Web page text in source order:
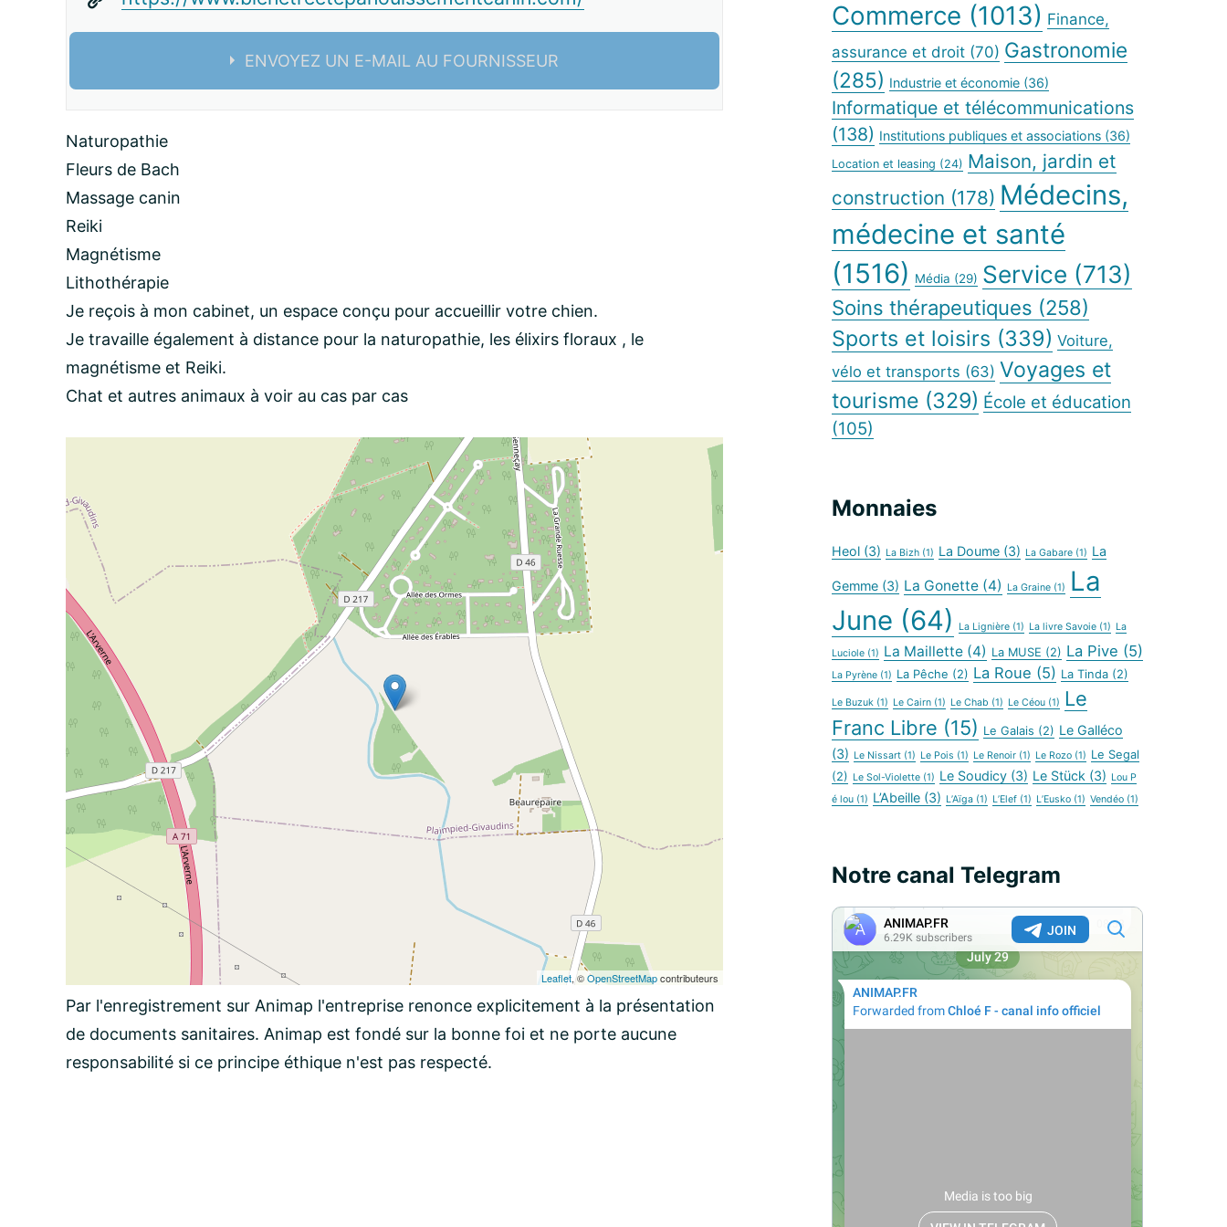
ENVOYEZ UN E-MAIL AU FOURNISSEUR
Message:
Naturopathie
Fleurs de Bach
Massage canin
Reiki
Magnétisme
Lithothérapie
Je reçois à mon cabinet, un espace conçu pour accueillir votre chien.
Je travaille également à distance pour la naturopathie, les élixirs floraux , le
magnétisme et Reiki.
Chat et autres animaux à voir au cas par cas
Leaflet, ©OpenStreetMapcontributeurs
Par l'enregistrement sur Animap l'entreprise renonce explicitement à la présentation
de documents sanitaires. Animap est fondé sur la bonne foi et ne porte aucune
responsabilité si ce principe éthique n'est pas respecté.
Commerce (1013) Finance,
assurance et droit (70) Gastronomie
(285) Industrie et économie (36)
Informatique et télécommunications
(138) Institutions publiques et associations (36)
Location et leasing (24) Maison, jardin et
construction (178) Médecins,
médecine et santé
(1516) Média (29) Service (713)
Soins thérapeutiques (258)
Sports et loisirs (339) Voiture,
vélo et transports (63) Voyages et
tourisme (329) École et éducation
(105)
Monnaies
Heol (3) La Bizh (1) La Doume (3) La Gabare (1) La
Gemme (3) La Gonette (4) La Graine (1)
La
June (64) La Lignière (1) La livre Savoie (1) La
Luciole (1) La Maillette (4) La MUSE (2) La Pive (5)
La Pyrène (1) La Pêche (2) La Roue (5) La Tinda (2)
Le Buzuk (1) Le Cairn (1) Le Chab (1) Le Céou (1)
Le
Franc Libre (15) Le Galais (2) Le Galléco
(3) Le Nissart (1) Le Pois (1) Le Renoir (1) Le Rozo (1) Le Segal
(2) Le Sol-Violette (1) Le Soudicy (3) Le Stück (3) Lou P
é lou (1) L’Abeille (3) L’Aïga (1) L’Elef (1) L’Eusko (1) Vendéo (1)
Notre canal Telegram